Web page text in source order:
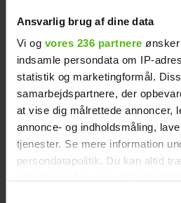
Ansvarlig brug af dine data
Vi og vores 236 partnere
indsamle persondata om IP-
statistik og marketingformål.
samarbejdspartnere, der
at vise dig målrettede annoncer,
annonce- og indholdsmåling,
tjenester. Se mere information
persondatapolitik. Du kan altid